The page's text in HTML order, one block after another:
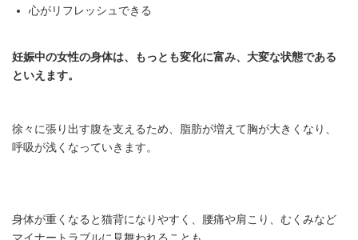
心がリフレッシュできる
妊娠中の女性の身体は、もっとも変化に富み、大変な状態である
といえます。
徐々に張り出す腹を支えるため、脂肪が増えて胸が大きくなり、
呼吸が浅くなっていきます。
身体が重くなると猫背になりやすく、腰痛や肩こり、むくみなど